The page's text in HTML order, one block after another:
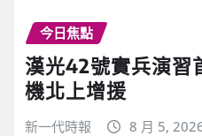
今日焦點
漢光42號實兵演習
機北上增援
新一代時報 8 月 5,